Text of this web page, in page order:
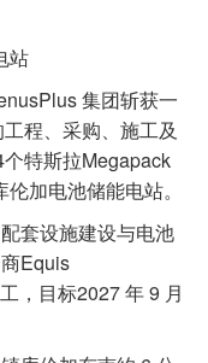
站
集团斩获一
程、采购、施工及
特斯拉Megapack
加电池储能电站。
套设施建设与电池
Equis
，目标2027 年 9 月